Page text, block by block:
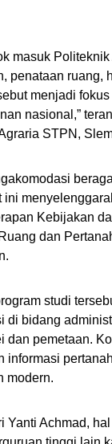
masuk
penataan ruang,
menjadi
nasional,”
STPN,
ini
Kebijakan
dan
studi
di bidang
dan pemetaan.
informasi
modern.
Yanti Achmad,